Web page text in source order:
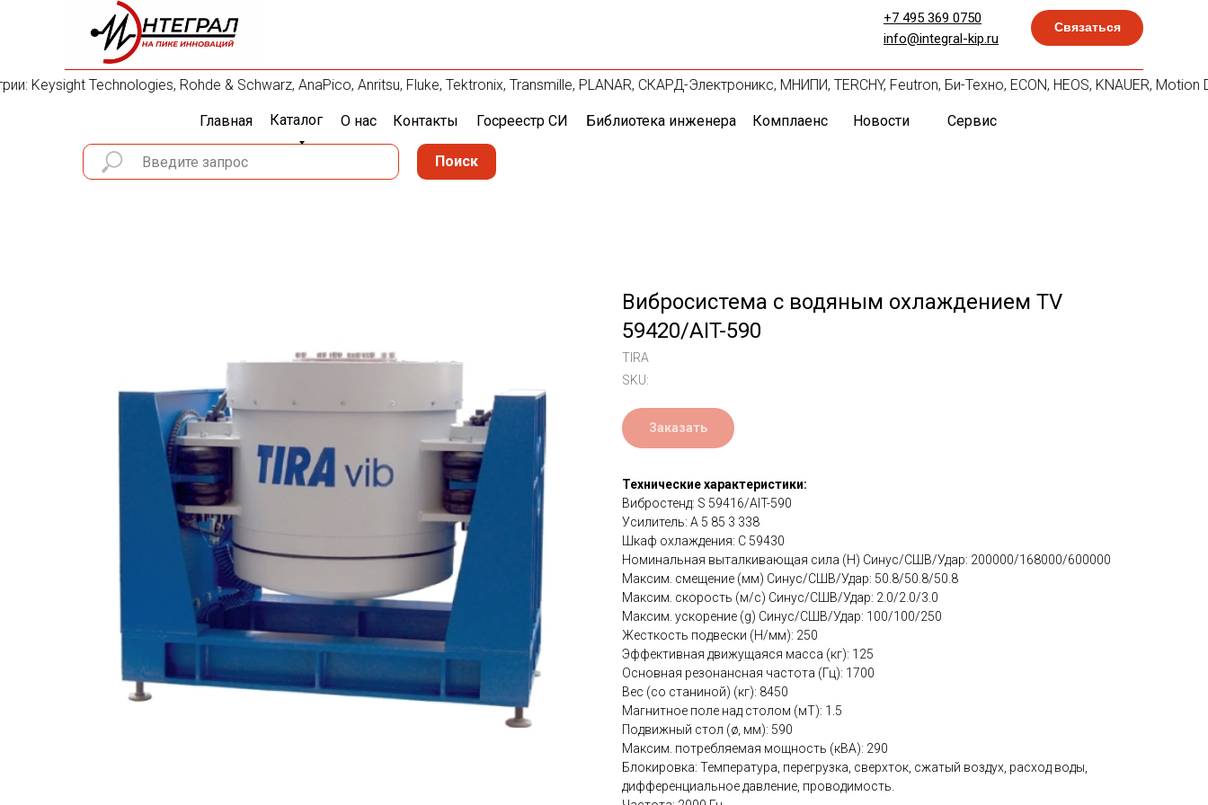
Связаться
+7 495 369 0750
info@integral-kip.ru
Keysight Technologies, Rohde & Schwarz, AnaPico, Anritsu, Fluke, Tektronix, Transmille, PLANAR, СКАРД-Электроникс, МНИПИ, TERCHY, Feutron, Би-Техно, ECON, HEOS, KNAUER, Motion
Главная Каталог О нас Контакты Госреестр СИ Библиотека инженера Комплаенс Новости Сервис
Поиск
Вибросистема с водяным охлаждением TV
59420/AIT-590
TIRA
SKU:
Заказать
Технические характеристики:
Вибростенд: S 59416/AIT-590
Усилитель: A 5 85 3 338
Шкаф охлаждения: C 59430
Номинальная выталкивающая сила (Н) Синус/СШВ/Удар: 200000/168000/600000
Максим. смещение (мм) Синус/СШВ/Удар: 50.8/50.8/50.8
Максим. скорость (м/с) Синус/СШВ/Удар: 2.0/2.0/3.0
Максим. ускорение (g) Синус/СШВ/Удар: 100/100/250
Жесткость подвески (Н/мм): 250
Эффективная движущаяся масса (кг): 125
Основная резонансная частота (Гц): 1700
Вес (со станиной) (кг): 8450
Магнитное поле над столом (мТ): 1.5
Подвижный стол (ø, мм): 590
Максим. потребляемая мощность (кВА): 290
Блокировка: Температура, перегрузка, сверхток, сжатый воздух, расход воды,
дифференциальное давление, проводимость.